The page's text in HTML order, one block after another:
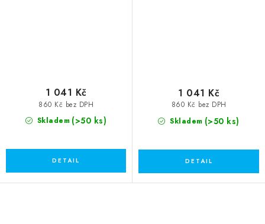
Skladem (>50 ks)
860 Kč bez DPH
1 041 Kč
Skladem (>50 ks)
860 Kč bez DPH
1 041 Kč